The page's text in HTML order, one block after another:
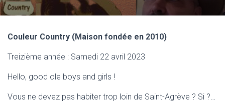
Couleur Country (Maison fondée en 2010)
Treizième année : Samedi 22 avril 2023
Hello, good ole boys and girls !
Vous ne devez pas habiter trop loin de Saint-Agrève ? Si ?…